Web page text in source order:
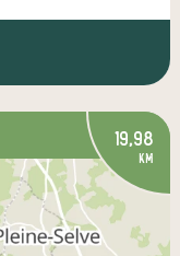
19,98
km